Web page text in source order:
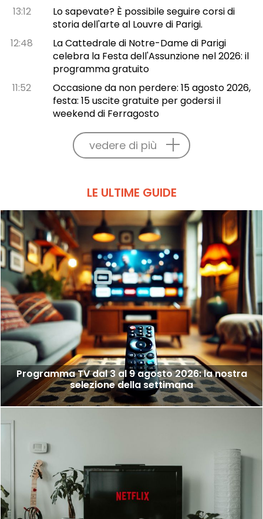
13:12
Lo sapevate? È possibile seguire corsi di
storia dell'arte al Louvre di Parigi.
12:48
La Cattedrale di Notre-Dame di Parigi
celebra la Festa dell'Assunzione nel 2026: il
programma gratuito
11:52
Occasione da non perdere: 15 agosto 2026,
festa: 15 uscite gratuite per godersi il
weekend di Ferragosto
vedere di più
LE ULTIME GUIDE
Programma TV dal 3 al 9 agosto 2026: la nostra
selezione della settimana